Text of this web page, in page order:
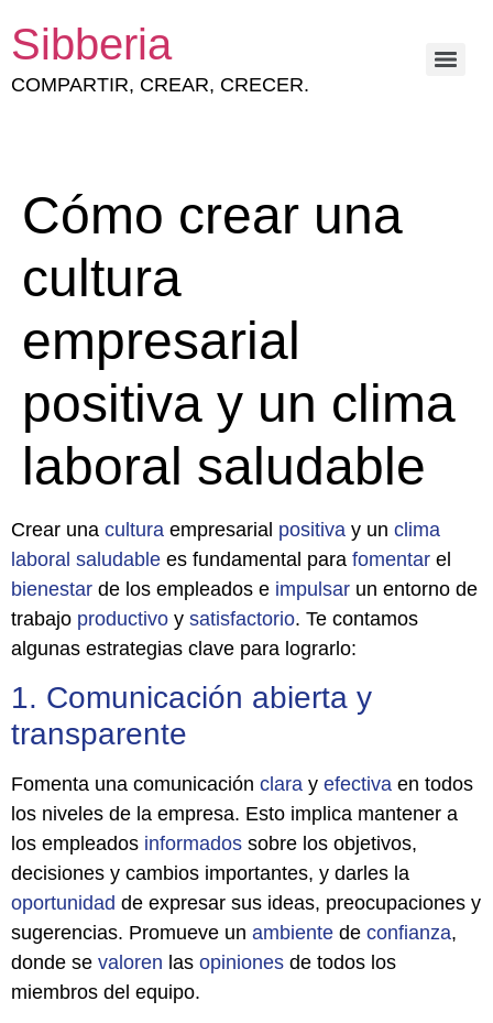
Sibberia
COMPARTIR, CREAR, CRECER.
Cómo crear una
cultura
empresarial
positiva y un clima
laboral saludable
Crear una cultura empresarial positiva y un clima
laboral saludable es fundamental para fomentar el
bienestar de los empleados e impulsar un entorno de
trabajo productivo y satisfactorio. Te contamos
algunas estrategias clave para lograrlo:
1. Comunicación abierta y
transparente
Fomenta una comunicación clara y efectiva en todos
los niveles de la empresa. Esto implica mantener a
los empleados informados sobre los objetivos,
decisiones y cambios importantes, y darles la
oportunidad de expresar sus ideas, preocupaciones y
sugerencias. Promueve un ambiente de confianza,
donde se valoren las opiniones de todos los
miembros del equipo.